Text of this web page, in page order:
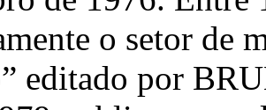
o setor de
editado por